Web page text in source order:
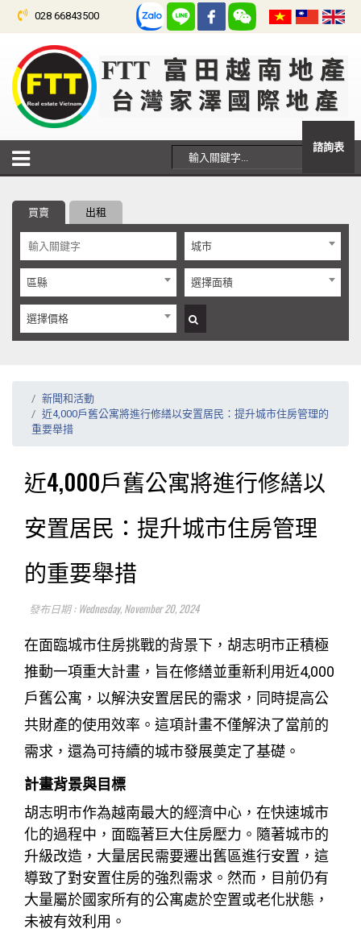
028 66843500
買賣 出租
城市
區縣 選擇面積
選擇價格
新聞和活動
近4,000戶舊公寓將進行修繕以安置居民：提升城市住房管理的
重要舉措
近4,000戶舊公寓將進行修繕以
安置居民：提升城市住房管理
的重要舉措
發布日期 : Wednesday, November 20, 2024
在面臨城市住房挑戰的背景下，胡志明市正積極
推動一項重大計畫，旨在修繕並重新利用近4,000
戶舊公寓，以解決安置居民的需求，同時提高公
共財產的使用效率。這項計畫不僅解決了當前的
需求，還為可持續的城市發展奠定了基礎。
計畫背景與目標
胡志明市作為越南最大的經濟中心，在快速城市
化的過程中，面臨著巨大住房壓力。隨著城市的
升級改造，大量居民需要遷出舊區進行安置，這
導致了對安置住房的強烈需求。然而，目前仍有
大量屬於國家所有的公寓處於空置或老化狀態，
未被有效利用。
諮詢表